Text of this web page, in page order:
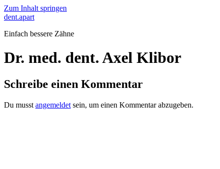
Zum Inhalt springen
dent.apart
Einfach bessere Zähne
Dr. med. dent. Axel Klibor
Schreibe einen Kommentar
Du musst angemeldet sein, um einen Kommentar abzugeben.